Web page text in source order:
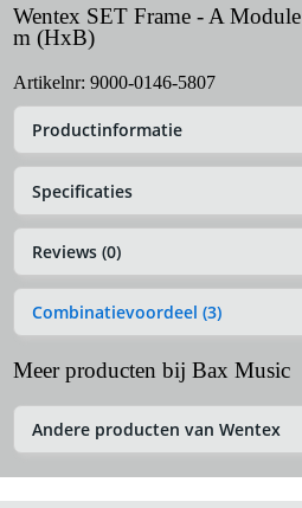
Wentex SET Frame - A
m (HxB)
Artikelnr: 9000-0146-5807
Productinformatie
Specificaties
Reviews (0)
Combinatievoordeel (3)
Meer producten bij Bax Music
Andere producten van Wentex